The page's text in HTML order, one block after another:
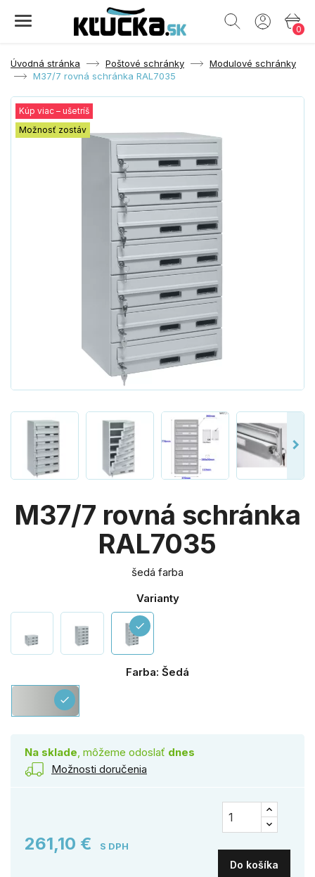
0
Úvodná stránka Poštové schránky
Modulové schránky
M37/7 rovná schránka RAL7035
Kúp viac – ušetríš
Možnosť zostáv
M37/7 rovná schránka
RAL7035
šedá farba
Varianty
check
Farba: Šedá
Šedá
check
Na sklade, môžeme odoslať dnes
Možnosti doručenia
261,10 € S DPH
Do košíka